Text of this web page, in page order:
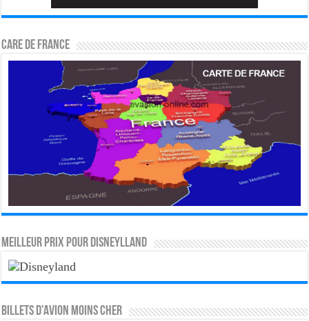
CARE DE FRANCE
MEILLEUR PRIX POUR DISNEYLLAND
Billets d’avion moins cher